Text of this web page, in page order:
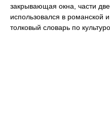
закрывающая окна, части
использовался в романской
толковый словарь по